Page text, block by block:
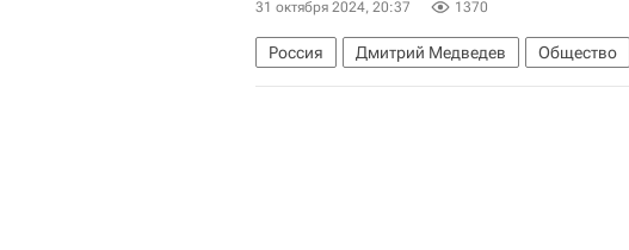
31 октября 2024, 20:37 1370
Россия Дмитрий Медведев Общество